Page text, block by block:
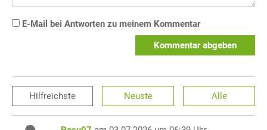
E-Mail bei Antworten zu meinem Kommentar
Kommentar abgeben
Hilfreichste Neuste Alle